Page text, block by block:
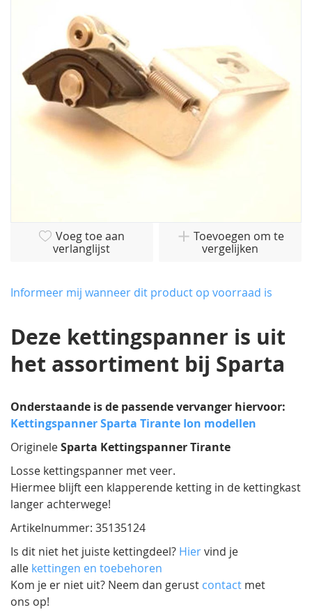
afbeeldingen-
van
gallerij
Voeg toe aan
verlanglijst
Toevoegen om te
vergelijken
Informeer mij wanneer dit product op voorraad is
Deze kettingspanner is uit
het assortiment bij Sparta
Onderstaande is de passende vervanger hiervoor:
Kettingspanner Sparta Tirante Ion modellen
OrigineleSparta Kettingspanner Tirante
Losse kettingspanner met veer.
Hiermee blijft een klapperende ketting in de kettingkast
langer achterwege!
Artikelnummer: 35135124
Is dit niet het juiste kettingdeel? Hiervind je
alle kettingen en toebehoren
Kom je er niet uit? Neem dan gerust contact met
ons op!